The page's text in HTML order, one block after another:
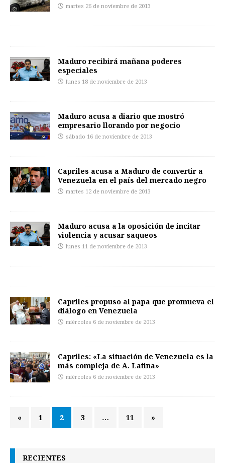
martes 26 de noviembre de 2013
Maduro recibirá mañana poderes
especiales
lunes 18 de noviembre de 2013
Maduro acusa a diario que mostró
empresario llorando por negocio
sábado 16 de noviembre de 2013
Capriles acusa a Maduro de convertir a
Venezuela en el país del mercado negro
martes 12 de noviembre de 2013
Maduro acusa a la oposición de incitar
violencia y acusar saqueos
lunes 11 de noviembre de 2013
Capriles propuso al papa que promueva el
diálogo en Venezuela
miércoles 6 de noviembre de 2013
Capriles: «La situación de Venezuela es la
más compleja de A. Latina»
miércoles 6 de noviembre de 2013
« 1 2 3 … 11 »
RECIENTES